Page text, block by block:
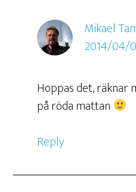
Mikael
2014/04/
Hoppas det,
på röda mattan
Reply